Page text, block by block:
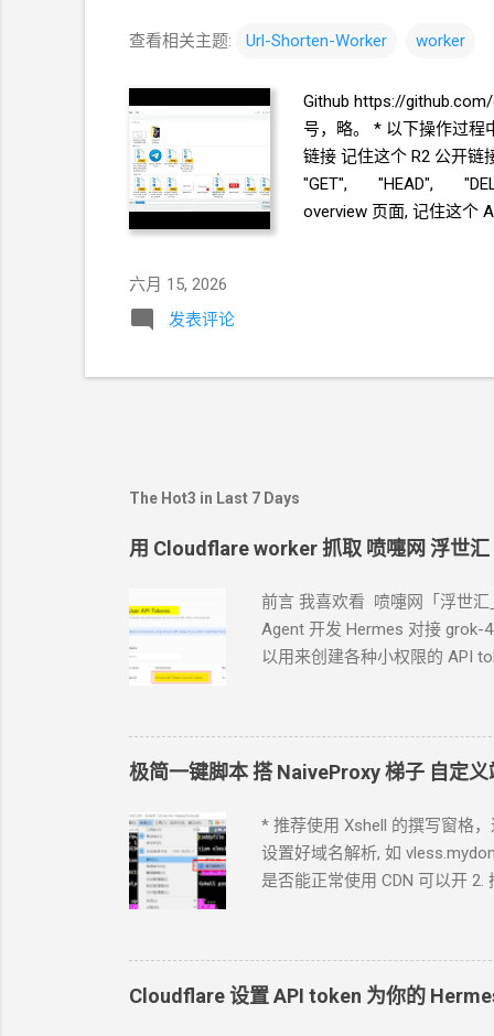
查看相关主题: Url-Shorten-Worker worker
Github https://
号，略。 * 以下操作过程
链接 记住这个 R2 公开
"GET", "HEAD",
overview 页面, 记住这个
六月 15, 2026
发表评论
The Hot3 in Last 7 Days
用 Cloudflare worker 抓取 喷嚏网 浮世汇
前言 我喜欢看 喷嚏网「浮世
Agent 开发 Hermes 对接 grok-
以用来创建各种小权限的 API
https://www.dapenti.com/blog/
结果保存在 KV 中, 每次访问从
https://github.com/
极简一键脚本 搭 NaiveProxy梯子 自定义
* 推荐使用 Xshell 的撰写窗格
设置好域名解析, 如
是否能正常使用 CDN 可以开 2.
https curl -1sLf 'https://
curl -1sLf 'https://
Cloudflare 设置 API token 为你的